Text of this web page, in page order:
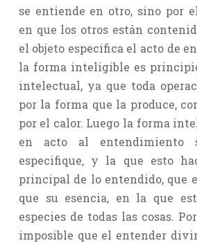
se entiende en otro, sino por
en que los otros están
el objeto especifica el acto de
la forma inteligible es
intelectual, ya que toda
por la forma que la produce,
por el calor. Luego la forma
en acto al
especifique, y la que esto
principal de lo entendido, que
que su esencia, en la que
especies de todas las cosas.
imposible que el entender